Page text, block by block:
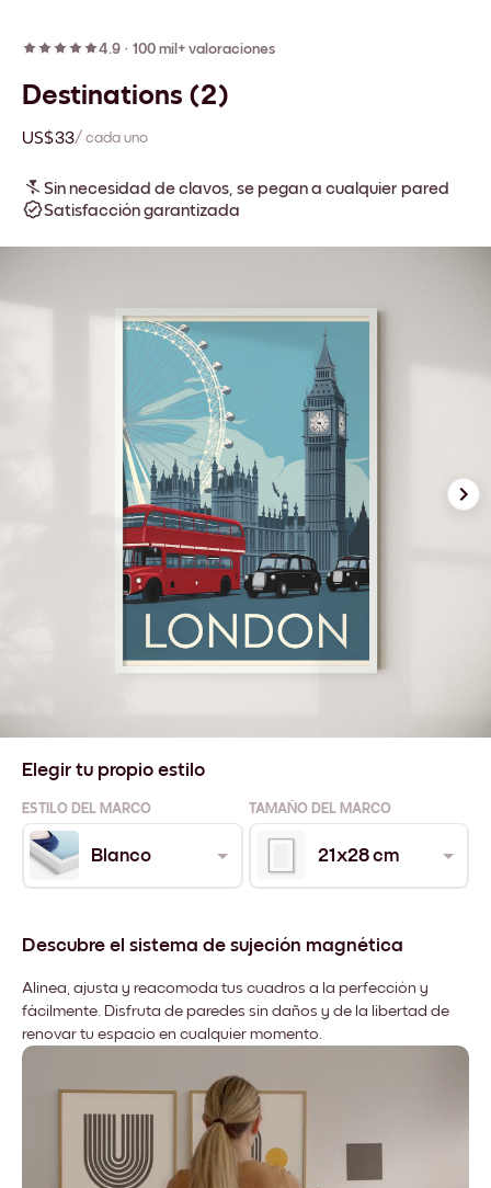
4.9 · 100 mil+ valoraciones
Destinations (2)
US$33/ cada uno
Sin necesidad de clavos, se pegan a cualquier pared
Satisfacción garantizada
Elegir tu propio estilo
ESTILO DEL MARCO TAMAÑO DEL MARCO
Blanco 21x28 cm
Descubre el sistema de sujeción magnética
Alinea, ajusta y reacomoda tus cuadros a la perfección y
fácilmente. Disfruta de paredes sin daños y de la libertad de
renovar tu espacio en cualquier momento.